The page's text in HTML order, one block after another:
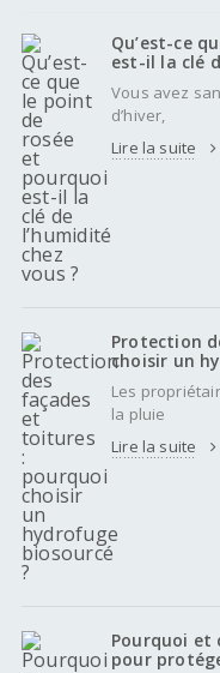
Qu’est-ce
est-il la clé
Vous avez
d’hiver,
Lire la suite
Protection
choisir un
Les
la pluie
Lire la suite
Pourquoi et
pour